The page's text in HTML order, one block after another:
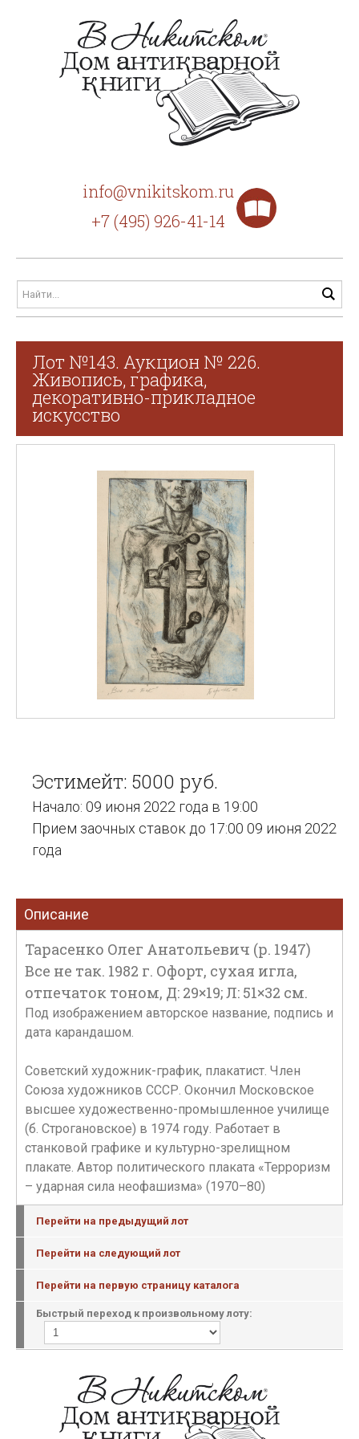
info@vnikitskom.ru
+7 (495) 926-41-14
Лот №143. Аукцион № 226.
Живопись, графика,
декоративно-прикладное
искусство
Эстимейт: 5000 руб.
Начало: 09 июня 2022 года в 19:00
Прием заочных ставок до 17:00 09 июня 2022
года
Описание
Тарасенко Олег Анатольевич (р. 1947)
Все не так. 1982 г. Офорт, сухая игла,
отпечаток тоном, Д: 29×19; Л: 51×32 см.
Под изображением авторское название, подпись и
дата карандашом.
Советский художник-график, плакатист. Член
Союза художников СССР. Окончил Московское
высшее художественно-промышленное училище
(б. Строгановское) в 1974 году. Работает в
станковой графике и культурно-зрелищном
плакате. Автор политического плаката «Терроризм
– ударная сила неофашизма» (1970–80)
Перейти на предыдущий лот
Перейти на следующий лот
Перейти на первую страницу каталога
Быстрый переход к произвольному лоту: